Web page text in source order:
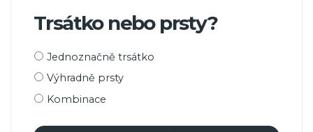
Trsátko nebo prsty?
Možnosti
Jednoznačně trsátko
Výhradně prsty
Kombinace